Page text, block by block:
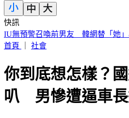
快訊
快訊／財神爺不在家 威力彩頭獎、
首頁
社會
你到底想怎樣？
叭 男慘遭逼車長